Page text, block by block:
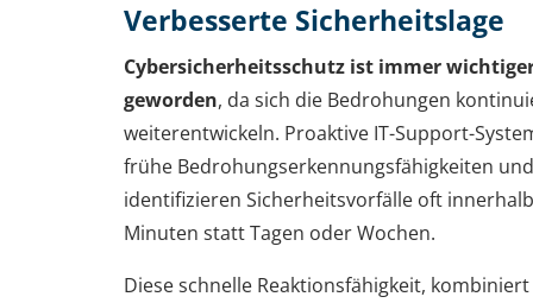
Verbesserte Sicherheitslage
Cybersicherheitsschutz ist immer
geworden, da sich die Bedrohungen
weiterentwickeln. Proaktive IT-Support-
frühe Bedrohungserkennungsfähigkeiten und
identifizieren Sicherheitsvorfälle oft
Minuten statt Tagen oder Wochen.
Diese schnelle Reaktionsfähigkeit,